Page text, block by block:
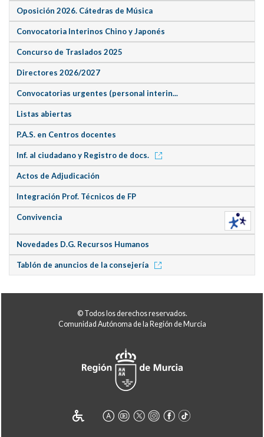
Oposición 2026. Cátedras de Música
Convocatoria Interinos Chino y Japonés
Concurso de Traslados 2025
Directores 2026/2027
Convocatorias urgentes (personal interin...
Listas abiertas
P.A.S. en Centros docentes
Inf. al ciudadano y Registro de docs.
Actos de Adjudicación
Integración Prof. Técnicos de FP
Convivencia
Novedades D.G. Recursos Humanos
Tablón de anuncios de la consejería
© Todos los derechos reservados.
Comunidad Autónoma de la Región de Murcia